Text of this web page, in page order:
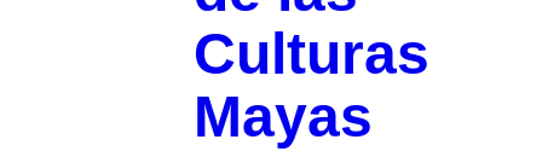
Culturas
Mayas